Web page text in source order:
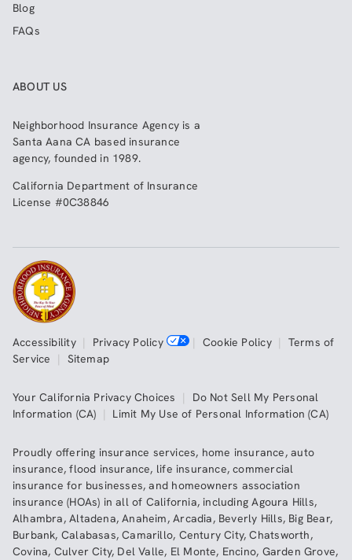
Blog
FAQs
ABOUT US
Neighborhood Insurance Agency is a
Santa Aana CA based insurance
agency, founded in 1989.
California Department of Insurance
License #0C38846
Accessibility| Privacy Policy | Cookie Policy| Terms of
Service | Sitemap
Your California Privacy Choices | Do Not Sell My Personal
Information (CA) | Limit My Use of Personal Information (CA)
Proudly offering insurance services, home insurance,auto
insurance,flood insurance, life insurance,commercial
insurance for businesses, and homeowners association
insurance (HOAs) in all of California, includingAgoura Hills,
Alhambra,Altadena,Anaheim,Arcadia, Beverly Hills, Big Bear,
Burbank, Calabasas,Camarillo, Century City,Chatsworth,
Covina, Culver City, Del Valle, El Monte, Encino, Garden Grove,